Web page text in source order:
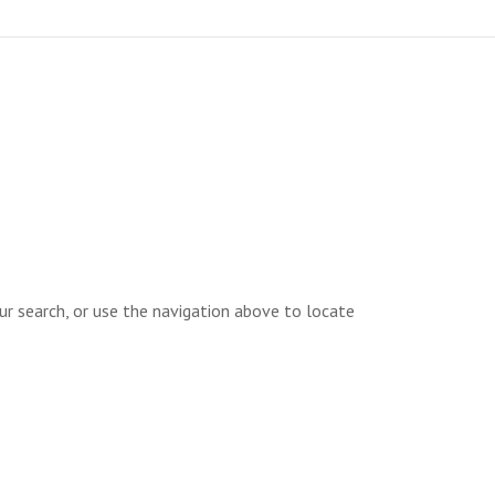
search, or use the navigation above to locate